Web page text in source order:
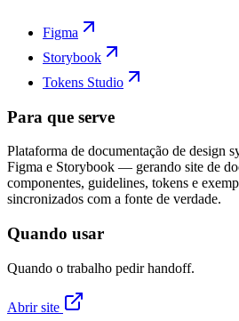
Figma
Storybook
Tokens Studio
Para que serve
Plataforma de documentação de design
Figma e Storybook — gerando site de
componentes, guidelines, tokens e
sincronizados com a fonte de verdade.
Quando usar
Quando o trabalho pedir handoff.
Abrir site